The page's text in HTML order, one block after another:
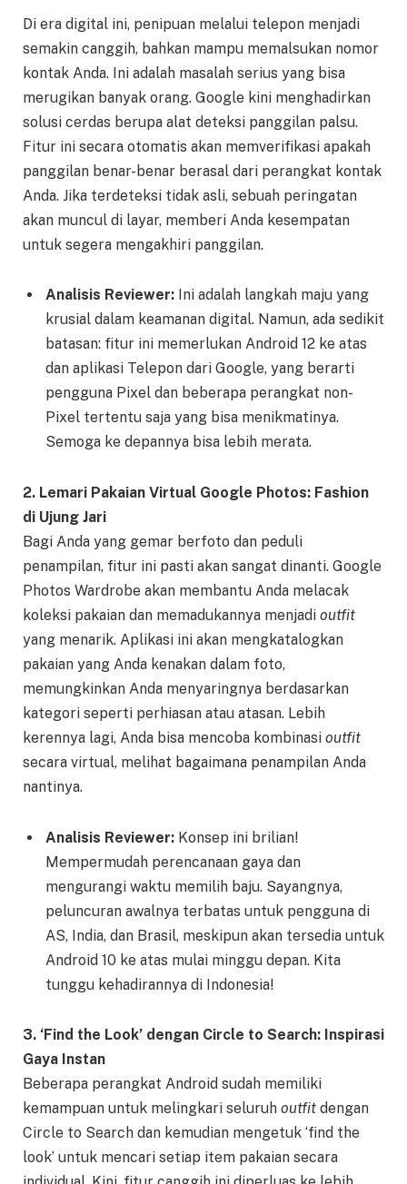
Di era digital ini, penipuan melalui telepon menjadi
semakin canggih, bahkan mampu memalsukan nomor
kontak Anda. Ini adalah masalah serius yang bisa
merugikan banyak orang. Google kini menghadirkan
solusi cerdas berupa alat deteksi panggilan palsu.
Fitur ini secara otomatis akan memverifikasi apakah
panggilan benar-benar berasal dari perangkat kontak
Anda. Jika terdeteksi tidak asli, sebuah peringatan
akan muncul di layar, memberi Anda kesempatan
untuk segera mengakhiri panggilan.
Analisis Reviewer: Ini adalah langkah maju yang
krusial dalam keamanan digital. Namun, ada sedikit
batasan: fitur ini memerlukan Android 12 ke atas
dan aplikasi Telepon dari Google, yang berarti
pengguna Pixel dan beberapa perangkat non-
Pixel tertentu saja yang bisa menikmatinya.
Semoga ke depannya bisa lebih merata.
2. Lemari Pakaian Virtual Google Photos: Fashion
di Ujung Jari
Bagi Anda yang gemar berfoto dan peduli
penampilan, fitur ini pasti akan sangat dinanti. Google
Photos Wardrobe akan membantu Anda melacak
koleksi pakaian dan memadukannya menjadi outfit
yang menarik. Aplikasi ini akan mengkatalogkan
pakaian yang Anda kenakan dalam foto,
memungkinkan Anda menyaringnya berdasarkan
kategori seperti perhiasan atau atasan. Lebih
kerennya lagi, Anda bisa mencoba kombinasi outfit
secara virtual, melihat bagaimana penampilan Anda
nantinya.
Analisis Reviewer: Konsep ini brilian!
Mempermudah perencanaan gaya dan
mengurangi waktu memilih baju. Sayangnya,
peluncuran awalnya terbatas untuk pengguna di
AS, India, dan Brasil, meskipun akan tersedia untuk
Android 10 ke atas mulai minggu depan. Kita
tunggu kehadirannya di Indonesia!
3. ‘Find the Look’ dengan Circle to Search: Inspirasi
Gaya Instan
Beberapa perangkat Android sudah memiliki
kemampuan untuk melingkari seluruh outfit dengan
Circle to Search dan kemudian mengetuk ‘find the
look’ untuk mencari setiap item pakaian secara